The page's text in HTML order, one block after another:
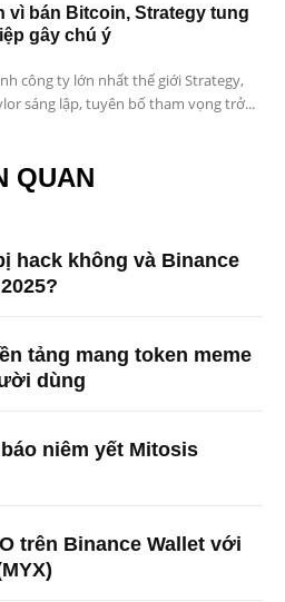
vì bán Bitcoin, Strategy tung
gây chú ý
công ty lớn nhất thế giới Strategy,
sáng lập, tuyên bố tham vọng trở...
QUAN
hack không và Binance
tảng mang token meme
dùng
niêm yết Mitosis
trên Binance Wallet với